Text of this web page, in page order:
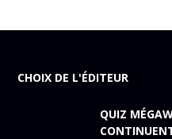
CHOIX DE L'ÉDITEUR
QUIZ